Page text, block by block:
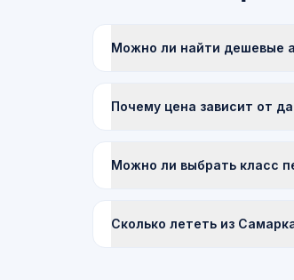
Можно ли найти дешевые
Почему цена зависит от
Можно ли выбрать класс
Сколько лететь из